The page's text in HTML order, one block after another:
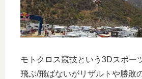
モトクロス競技という3Dスポー
飛ぶ/飛ばないがリザルトや勝敗